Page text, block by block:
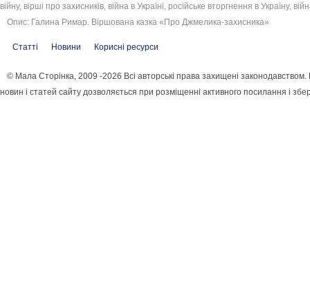
війну, вірші про захисників, війна в Україні, російське вторгнення в Україну,
Опис: Галина Римар. Віршована казка «Про Джмелика-захисника»
Статті Новини Корисні ресурси
© Мала Сторінка, 2009 -2026 Всі авторські права захищені
новин і статей сайту дозволяється при розміщенні активного посилання і